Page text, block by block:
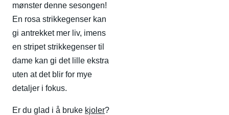
mønster denne sesongen!
En rosa strikkegenser kan
gi antrekket mer liv, imens
en stripet strikkegenser til
dame kan gi det lille ekstra
uten at det blir for mye
detaljer i fokus.
Er du glad i å bruke kjoler?